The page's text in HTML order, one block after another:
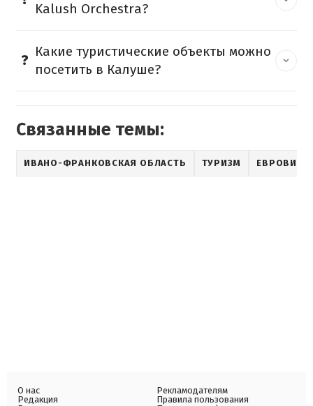
Kalush Orchestra?
Какие туристические объекты можно
посетить в Калуше?
Связанные темы:
ИВАНО-ФРАНКОВСКАЯ ОБЛАСТЬ ТУРИЗМ
О нас
Редакция
Рекламодателям
Правила пользования